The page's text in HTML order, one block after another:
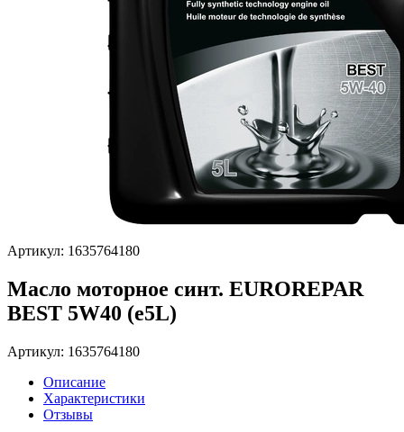
Артикул: 1635764180
Масло моторное синт. EUROREPAR
BEST 5W40 (e5L)
Артикул: 1635764180
Описание
Характеристики
Отзывы